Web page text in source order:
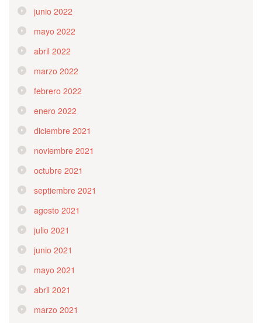
junio 2022
mayo 2022
abril 2022
marzo 2022
febrero 2022
enero 2022
diciembre 2021
noviembre 2021
octubre 2021
septiembre 2021
agosto 2021
julio 2021
junio 2021
mayo 2021
abril 2021
marzo 2021